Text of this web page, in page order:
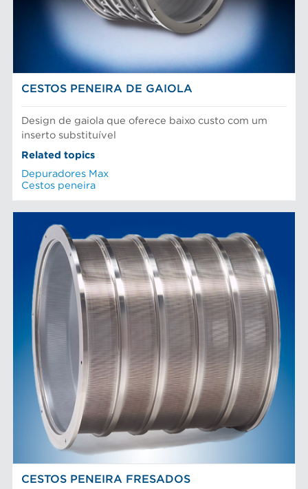
CESTOS PENEIRA DE GAIOLA
Design de gaiola que oferece baixo custo com um
inserto substituível
Related topics
Depuradores Max
Cestos peneira
CESTOS PENEIRA FRESADOS